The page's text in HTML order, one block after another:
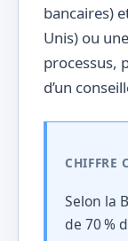
bancaires)
Unis) ou
processus,
d’un
CHIFFRE
Selon la
de 70 %